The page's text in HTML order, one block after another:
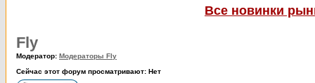
Все новинки
Fly
Модератор: Модераторы Fly
Сейчас этот форум просматривают: Нет